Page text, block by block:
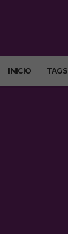
INICIO
TAGS